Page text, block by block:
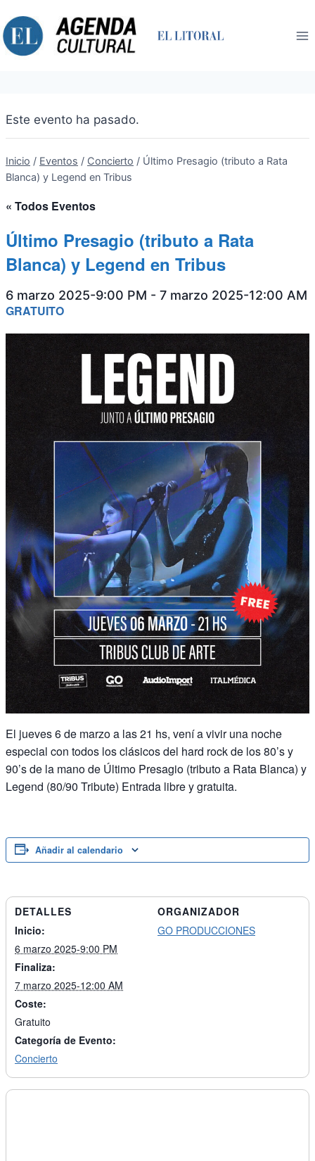
al
contenido
Este evento ha pasado.
Inicio / Eventos / Concierto / Último Presagio (tributo a Rata
Blanca) y Legend en Tribus
« Todos Eventos
Último Presagio (tributo a Rata
Blanca) y Legend en Tribus
6 marzo 2025-9:00 PM - 7 marzo 2025-12:00 AM
GRATUITO
El jueves 6 de marzo a las 21 hs, vení a vivir una noche
especial con todos los clásicos del hard rock de los 80’s y
90’s de la mano de Último Presagio (tributo a Rata Blanca) y
Legend (80/90 Tribute) Entrada libre y gratuita.
Añadir al calendario
DETALLES
Inicio:
6 marzo 2025-9:00 PM
Finaliza:
7 marzo 2025-12:00 AM
Coste:
Gratuito
Categoría de Evento:
Concierto
ORGANIZADOR
GO PRODUCCIONES